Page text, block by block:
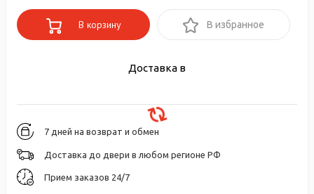
В корзину В избранное
Доставка в
7 дней на возврат и обмен
Доставка до двери в любом регионе РФ
Прием заказов 24/7